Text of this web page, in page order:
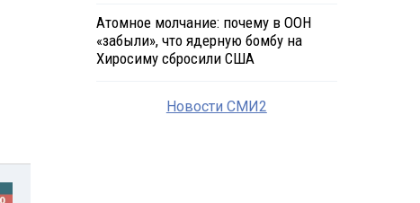
Атомное молчание: почему в ООН
«забыли», что ядерную бомбу на
Хиросиму сбросили США
Новости СМИ2